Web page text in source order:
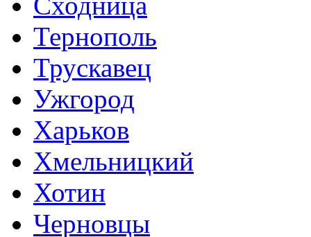
Тернополь
Трускавец
Ужгород
Харьков
Хмельницкий
Хотин
Черновцы